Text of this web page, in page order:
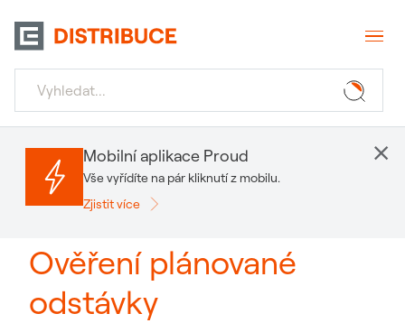
Ověření plánované
odstávky
Mobilní aplikace Proud
Vše vyřídíte na pár kliknutí z mobilu.
Zjistit více
×